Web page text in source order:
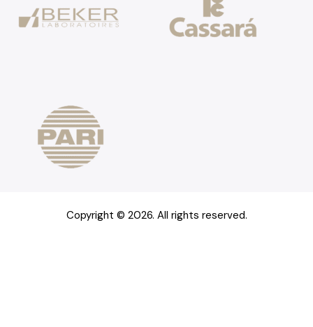
Copyright © 2026. All rights reserved.